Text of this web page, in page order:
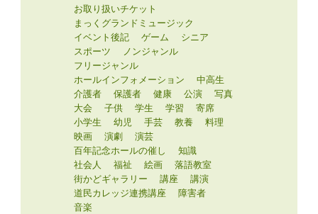
お取り扱いチケット
まっくグランドミュージック
イベント後記
ゲーム
シニア
スポーツ
ノンジャンル
フリージャンル
ホールインフォメーション
中高生
介護者
保護者 健康 公演
写真
大会
子供 学生 学習
寄席
小学生
幼児 手芸 教養
料理
映画
演劇
演芸
百年記念ホールの催し
知識
社会人
福祉 絵画
落語教室
街かどギャラリー
講座
講演
道民カレッジ連携講座
障害者
音楽